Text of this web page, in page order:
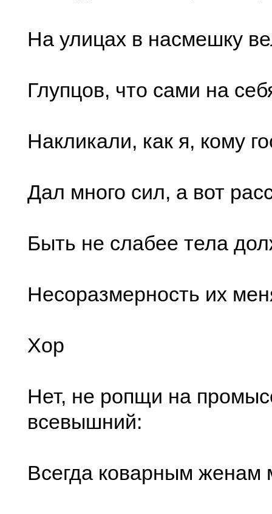
На улицах в насмешку
Глупцов, что сами на
Накликали, как я, кому
Дал много сил, а вот
Быть не слабее тела
Несоразмерность их
Хор
Нет, не ропщи на
всевышний:
Всегда коварным женам